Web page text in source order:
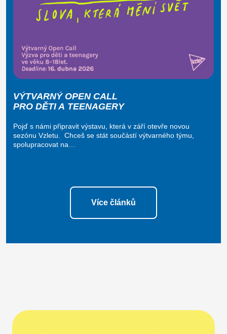
VÝTVARNÝ OPEN CALL
PRO DĚTI A TEENAGERY
Pojď s námi připravit výstavu, která v září otevře novou
sezónu Vzletu. Chceš se stát součástí výtvarného týmu,
spolupracovat na…
Více článků